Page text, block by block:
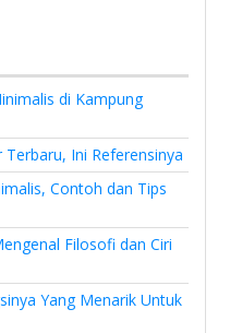
di Kampung
Ini Referensinya
Contoh dan Tips
Filosofi dan Ciri
Yang Menarik Untuk